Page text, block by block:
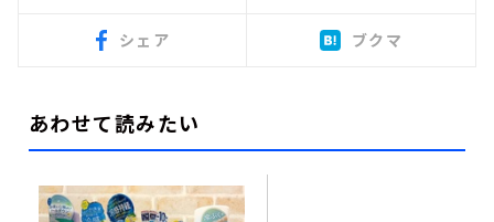
シェア ブクマ
あわせて読みたい